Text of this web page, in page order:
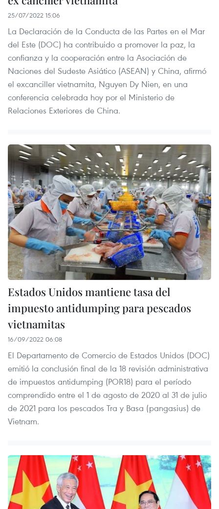
25/07/2022 15:06
La Declaración de la Conducta de las Partes en el Mar
del Este (DOC) ha contribuido a promover la paz, la
confianza y la cooperación entre la Asociación de
Naciones del Sudeste Asiático (ASEAN) y China, afirmó
el excanciller vietnamita, Nguyen Dy Nien, en una
conferencia celebrada hoy por el Ministerio de
Relaciones Exteriores de China.
Estados Unidos mantiene tasa del
impuesto antidumping para pescados
vietnamitas
16/09/2022 06:08
El Departamento de Comercio de Estados Unidos (DOC)
emitió la conclusión final de la 18 revisión administrativa
de impuestos antidumping (POR18) para el período
comprendido entre el 1 de agosto de 2020 al 31 de julio
de 2021 para los pescados Tra y Basa (pangasius) de
Vietnam.